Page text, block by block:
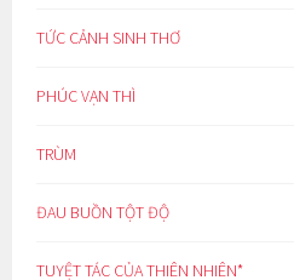
TỨC CẢNH SINH THƠ
PHÚC VẠN THÌ
TRÙM
ĐAU BUỒN TỘT ĐỘ
TUYỆT TÁC CỦA THIÊN NHIÊN*